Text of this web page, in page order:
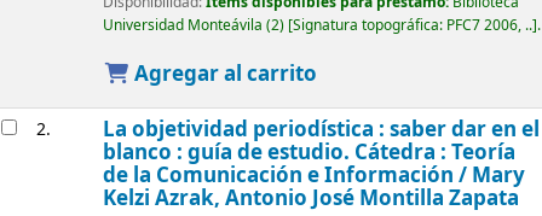
Universidad Monteávila (2) Signatura topográfica: PFC7 2006, .. .
Agregar al carrito
2. La objetividad periodística : saber dar en el
blanco : guía de estudio. Cátedra : Teoría
de la Comunicación e Información / Mary
Kelzi Azrak, Antonio José Montilla Zapata